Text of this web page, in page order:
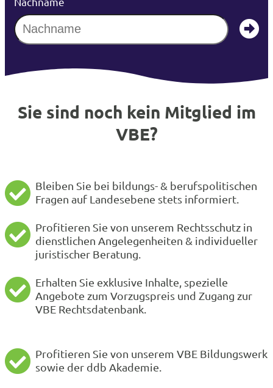
Sie sind noch kein Mitglied im
VBE?
Bleiben Sie bei bildungs- & berufspolitischen
Fragen auf Landesebene stets informiert.
Profitieren Sie von unserem Rechtsschutz in
dienstlichen Angelegenheiten & individueller
juristischer Beratung.
Erhalten Sie exklusive Inhalte, spezielle
Angebote zum Vorzugspreis und Zugang zur
VBE Rechtsdatenbank.
Profitieren Sie von unserem VBE Bildungswerk
sowie der ddb Akademie.